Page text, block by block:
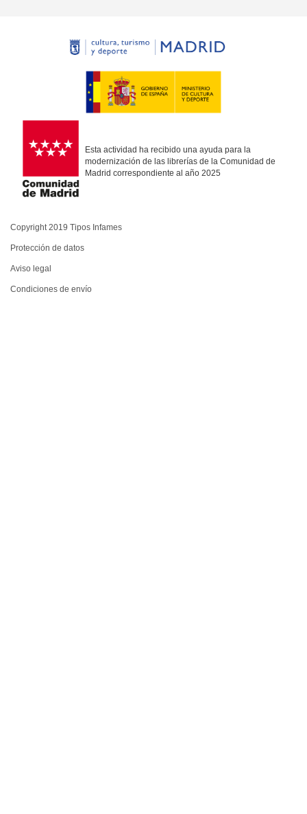
Esta actividad ha recibido una ayuda para la
modernización de las librerías de la Comunidad de
Madrid correspondiente al año 2025
Copyright 2019 Tipos Infames
Protección de datos
Aviso legal
Condiciones de envío